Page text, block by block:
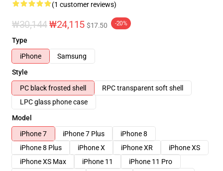
(1 customer reviews)
₩30,144₩24,115 $17.50 -20%
Type
iPhone
Samsung
Style
PC black frosted shell
RPC transparent soft shell
LPC glass phone case
Model
iPhone 7
iPhone 7 Plus
iPhone 8
iPhone 8 Plus
iPhone X iPhone XR
iPhone XS
iPhone XS Max
iPhone 11
iPhone 11 Pro